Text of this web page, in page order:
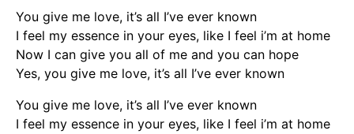
You give me love, it’s all I’ve ever known
I feel my essence in your eyes, like I feel i’m at home
Now I can give you all of me and you can hope
Yes, you give me love, it’s all I’ve ever known
You give me love, it’s all I’ve ever known
I feel my essence in your eyes, like I feel i’m at home